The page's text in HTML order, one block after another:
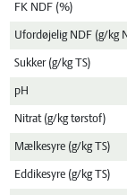
FK NDF (%)
Ufordøjelig NDF (g/kg
Sukker (g/kg TS)
pH
Nitrat (g/kg tørstof)
Mælkesyre (g/kg TS)
Eddikesyre (g/kg TS)